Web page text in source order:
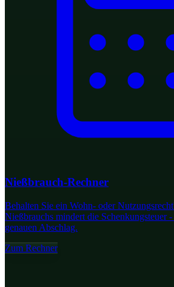
Nießbrauch-Rechner
Behalten Sie ein Wohn- oder
Nießbrauchs mindert die Schenkungsteuer
genauen Abschlag.
Zum Rechner